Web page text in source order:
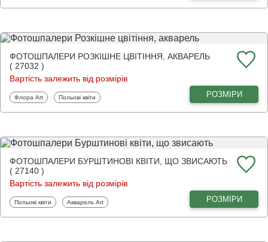
ФОТОШПАЛЕРИ РОЗКІШНЕ ЦВІТІННЯ, АКВАРЕЛЬ
( 27032 )
Вартість залежить від розмірів
Фотошпалери
Флора Art Фотошпалери
Польові квіти РОЗМІРИ
ФОТОШПАЛЕРИ БУРШТИНОВІ КВІТИ, ЩО ЗВИСАЮТЬ
( 27140 )
Вартість залежить від розмірів
Фотошпалери
Польові квіти Фотошпалери
Акварель Art РОЗМІРИ